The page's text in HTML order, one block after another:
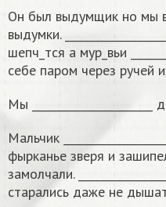
Он был выдумщик но мы
выдумки.
шепч_тся а мур_вьи
себе паром через ручей
Мы
Мальчик
фырканье зверя и
замолчали.
старались даже не